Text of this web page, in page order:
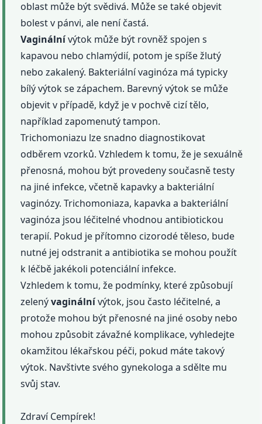
oblast může být svědivá. Může se také objevit
bolest v pánvi, ale není častá.
Vaginálnívýtok může být rovněž spojen s
kapavou nebo chlamýdií, potom je spíše žlutý
nebo zakalený. Bakteriální vaginóza má typicky
bílý výtok se zápachem. Barevný výtok se může
objevit v případě, když je v pochvě cizí tělo,
například zapomenutý tampon.
Trichomoniazu lze snadno diagnostikovat
odběrem vzorků. Vzhledem k tomu, že je sexuálně
přenosná, mohou být provedeny současně testy
na jiné infekce, včetně kapavky a bakteriální
vaginózy. Trichomoniaza, kapavka a bakteriální
vaginóza jsou léčitelné vhodnou antibiotickou
terapií. Pokud je přítomno cizorodé těleso, bude
nutné jej odstranit a antibiotika se mohou použít
k léčbě jakékoli potenciální infekce.
Vzhledem k tomu, že podmínky, které způsobují
zelenývaginálnívýtok, jsou často léčitelné, a
protože mohou být přenosné na jiné osoby nebo
mohou způsobit závažné komplikace, vyhledejte
okamžitou lékařskou péči, pokud máte takový
výtok. Navštivte svého gynekologa a sdělte mu
svůj stav.
Zdraví Cempírek!